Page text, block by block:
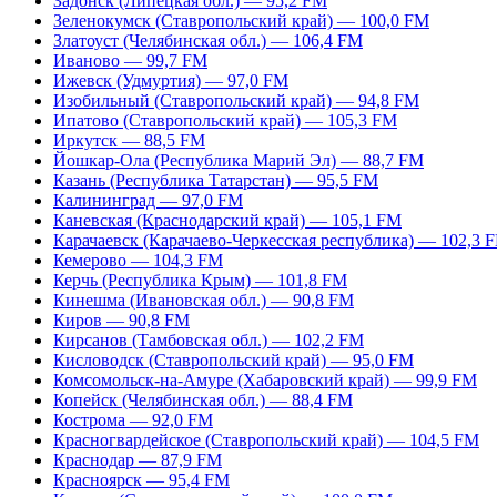
Зеленокумск (Ставропольский край) — 100,0 FM
Златоуст (Челябинская обл.) — 106,4 FM
Иваново — 99,7 FM
Ижевск (Удмуртия) — 97,0 FM
Изобильный (Ставропольский край) — 94,8 FM
Ипатово (Ставропольский край) — 105,3 FM
Иркутск — 88,5 FM
Йошкар-Ола (Республика Марий Эл) — 88,7 FM
Казань (Республика Татарстан) — 95,5 FM
Калининград — 97,0 FM
Каневская (Краснодарский край) — 105,1 FM
Карачаевск (Карачаево-Черкесская республика) — 102,3
Кемерово — 104,3 FM
Керчь (Республика Крым) — 101,8 FM
Кинешма (Ивановская обл.) — 90,8 FM
Киров — 90,8 FM
Кирсанов (Тамбовская обл.) — 102,2 FM
Кисловодск (Ставропольский край) — 95,0 FM
Комсомольск-на-Амуре (Хабаровский край) — 99,9 FM
Копейск (Челябинская обл.) — 88,4 FM
Кострома — 92,0 FM
Красногвардейское (Ставропольский край) — 104,5 FM
Краснодар — 87,9 FM
Красноярск — 95,4 FM